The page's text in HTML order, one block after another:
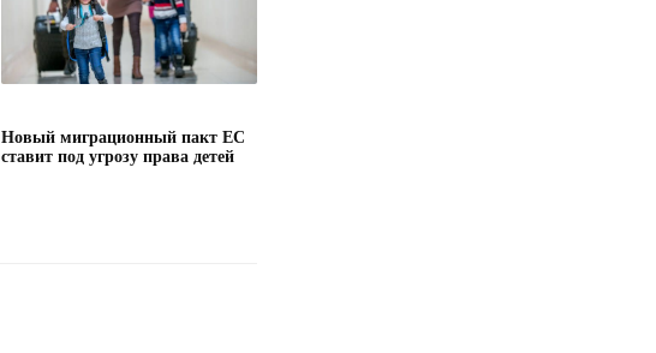
Новый миграционный пакт ЕС
ставит под угрозу права детей